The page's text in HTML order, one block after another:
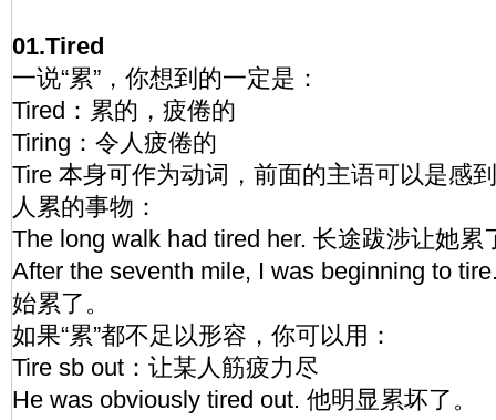
01.Tired
一说“累”，你想到的一定是：
Tired：累的，疲倦的
Tiring：令人疲倦的
Tire 本身可作为动词，前面的主语可以是感
人累的事物：
The long walk had tired her. 长途跋涉让她累
After the seventh mile, I was beginning to
始累了。
如果“累”都不足以形容，你可以用：
Tire sb out：让某人筋疲力尽
He was obviously tired out. 他明显累坏了。